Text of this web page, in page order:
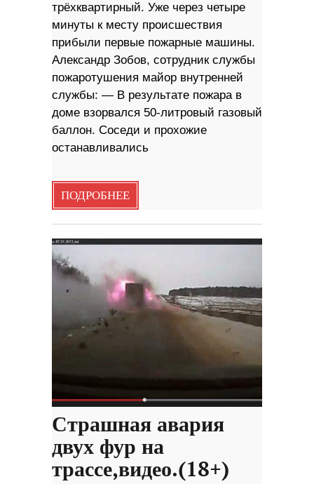
трёхквартирный. Уже через четыре
минуты к месту происшествия
прибыли первые пожарные машины.
Александр Зобов, сотрудник службы
пожаротушения майор внутренней
службы: — В результате пожара в
доме взорвался 50-литровый газовый
баллон. Соседи и прохожие
останавливались
ПОДРОБНЕЕ
Страшная авария
двух фур на
трассе,видео.(18+)